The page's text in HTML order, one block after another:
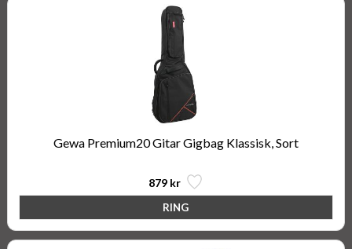
Gewa Premium20 Gitar Gigbag Klassisk, Sort
879 kr